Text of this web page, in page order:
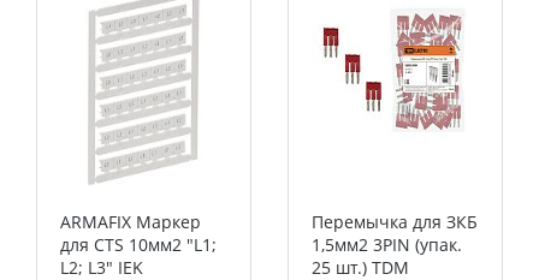
ARMAFIX Маркер
для CTS 10мм2 "L1;
L2; L3" IEK
Перемычка для ЗКБ
1,5мм2 3PIN (упак.
25 шт.) TDM